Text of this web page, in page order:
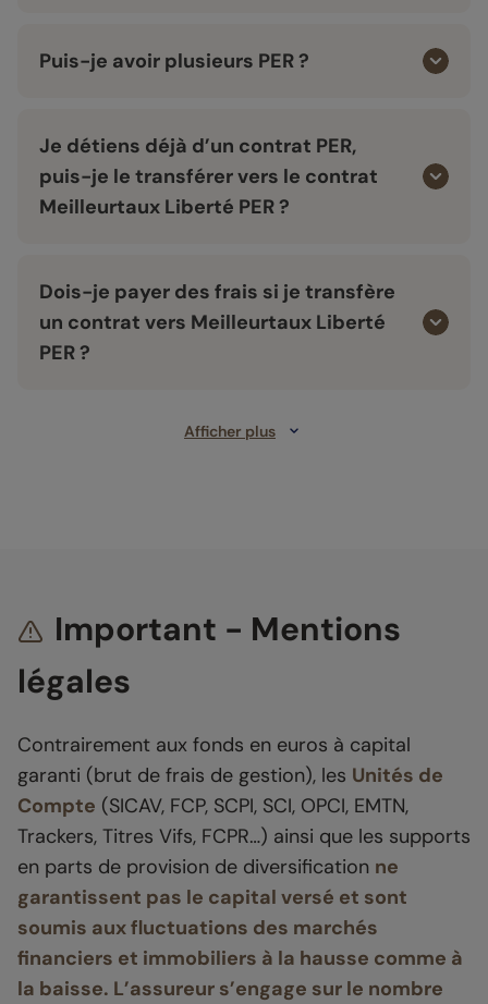
Puis-je avoir plusieurs PER ?
Je détiens déjà d’un contrat PER,
puis-je le transférer vers le contrat
Meilleurtaux Liberté PER ?
Dois-je payer des frais si je transfère
un contrat vers Meilleurtaux Liberté
PER ?
Afficher plus
Important - Mentions
légales
Contrairement aux fonds en euros à capital
garanti (brut de frais de gestion), les Unités de
Compte (SICAV, FCP, SCPI, SCI, OPCI, EMTN,
Trackers, Titres Vifs, FCPR…) ainsi que les supports
en parts de provision de diversification ne
garantissent pas le capital versé et sont
soumis aux fluctuations des marchés
financiers et immobiliers à la hausse comme à
la baisse. L’assureur s’engage sur le nombre